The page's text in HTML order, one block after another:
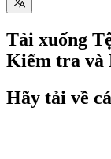
Tải xuống
Kiểm tra và
Hãy tải về